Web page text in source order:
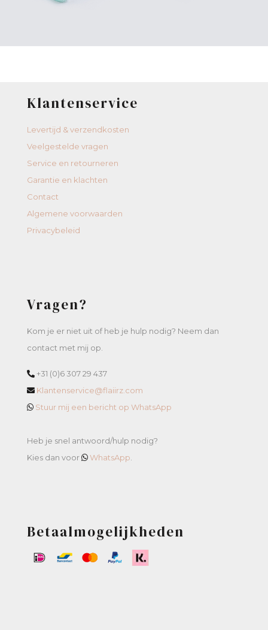
Klantenservice
Levertijd & verzendkosten
Veelgestelde vragen
Service en retourneren
Garantie en klachten
Contact
Algemene voorwaarden
Privacybeleid
Vragen?
Kom je er niet uit of heb je hulp nodig? Neem dan
contact met mij op.
+31 (0)6 307 29 437
Klantenservice@flaiirz.com
Stuur mij een bericht op WhatsApp
Heb je snel antwoord/hulp nodig?
Kies dan voor
WhatsApp
Betaalmogelijkheden